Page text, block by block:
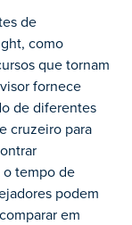
de
como
que tornam
fornece
de diferentes
cruzeiro para
tempo de
podem
em